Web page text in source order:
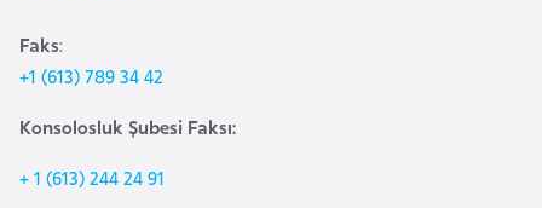
Faks:
+1 (613) 789 34 42
Konsolosluk Şubesi Faksı:
+ 1 (613) 244 24 91
A
e
r